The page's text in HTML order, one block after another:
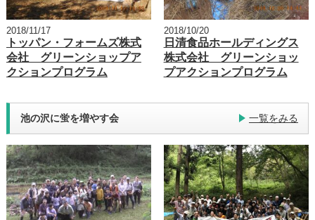
2018/11/17
トッパン・フォームズ株式
会社 グリーンショップア
クションプログラム
2018/10/20
日清食品ホールディングス
株式会社 グリーンショッ
プアクションプログラム
池の沢に蛍を増やす会 一覧をみる